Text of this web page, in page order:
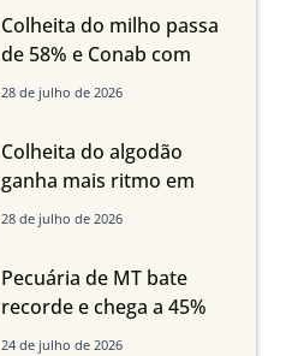
em Mato Grosso, aponta
Imea
Colheita do milho passa
de 58% e Conab com
boas produtividades em
quedas em Tocantins,
Maranhão e Piauí
28 de julho de 2026
Colheita do algodão
ganha mais ritmo em
Mato Grosso, Mato
Maranhão
28 de julho de 2026
Pecuária de MT bate
recorde e chega a 45%
dos bovinos abatidos
24 de julho de 2026